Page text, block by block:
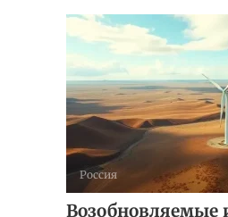
Россия
Возобновляемые